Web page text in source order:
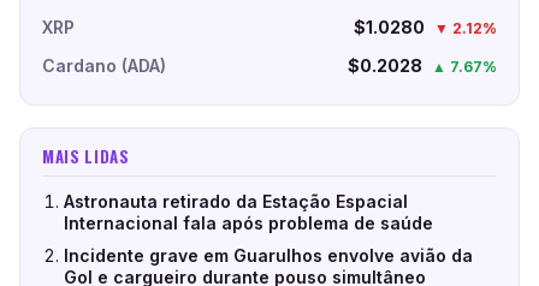
XRP $1.0280 ▼ 2.12%
Cardano (ADA) $0.2028 ▲ 7.67%
MAIS LIDAS
Astronauta retirado da Estação Espacial
Internacional fala após problema de saúde
Incidente grave em Guarulhos envolve avião da
Gol e cargueiro durante pouso simultâneo